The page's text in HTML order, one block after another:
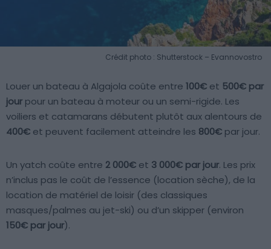
Crédit photo : Shutterstock – Evannovostro
Louer un bateau à Algajola coûte entre 100€ et 500€ par
jour pour un bateau à moteur ou un semi-rigide. Les
voiliers et catamarans débutent plutôt aux alentours de
400€ et peuvent facilement atteindre les 800€ par jour.
Un yatch coûte entre 2 000€ et 3 000€ par jour. Les prix
n’inclus pas le coût de l’essence (location sèche), de la
location de matériel de loisir (des classiques
masques/palmes au jet-ski) ou d’un skipper (environ
150€ par jour).